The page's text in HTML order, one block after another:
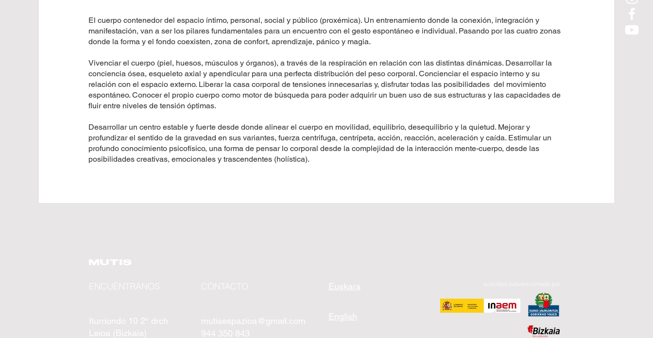
El cuerpo contenedor del espacio íntimo, personal, social y público (proxémica). Un entrenamiento donde la conexión, integración y
manifestación, van a ser los pilares fundamentales para un encuentro con el gesto espontáneo e individual. Pasando por las cuatro zonas
donde la forma y el fondo coexisten, zona de confort, aprendizaje, pánico y magia.
Vivenciar el cuerpo (piel, huesos, músculos y órganos), a través de la respiración en relación con las distintas dinámicas. Desarrollar la
conciencia ósea, esqueleto axial y apendicular para una perfecta distribución del peso corporal. Concienciar el espacio interno y su
relación con el espacio externo. Liberar la casa corporal de tensiones innecesarias y, disfrutar todas las posibilidades del movimiento
espontáneo. Conocer el propio cuerpo como motor de búsqueda para poder adquirir un buen uso de sus estructuras y las capacidades de
fluir entre niveles de tensión óptimas.
Desarrollar un centro estable y fuerte desde donde alinear el cuerpo en movilidad, equilibrio, desequilibrio y la quietud. Mejorar y
profundizar el sentido de la gravedad en sus variantes, fuerza centrifuga, centrípeta, acción, reacción, aceleración y caída. Estimular un
profundo conocimiento psicofísico, una forma de pensar lo corporal desde la complejidad de la interacción mente-cuerpo, desde las
posibilidades creativas, emocionales y trascendentes (holística).
MUTIS
ENCUÉNTRANOS
Iturriondo 10 2º drch
Leioa (Bizkaia)
CONTACTO
mutisespazioa@gmail.com
944 350 843
Euskara actividad subvencionada por
English